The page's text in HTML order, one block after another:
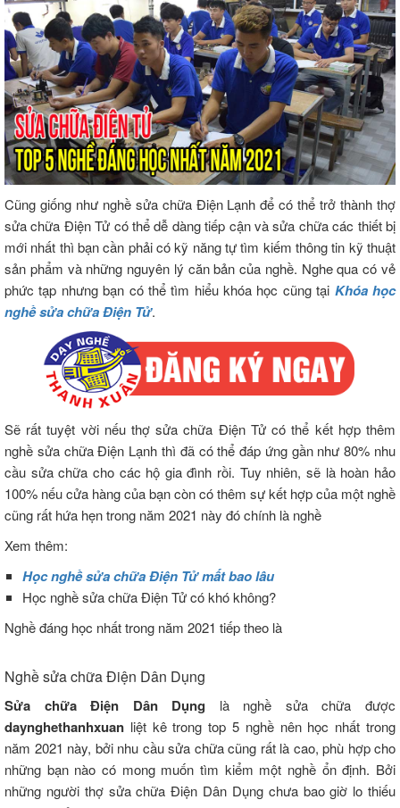
Cũng giống như nghề sửa chữa Điện Lạnh để có thể trở thành thợ
sửa chữa Điện Tử có thể dễ dàng tiếp cận và sửa chữa các thiết bị
mới nhất thì bạn cần phải có kỹ năng tự tìm kiếm thông tin kỹ thuật
sản phẩm và những nguyên lý căn bản của nghề. Nghe qua có vẻ
phức tạp nhưng bạn có thể tìm hiểu khóa học cũng tại Khóa học
nghề sửa chữa Điện Tử.
Sẽ rất tuyệt vời nếu thợ sửa chữa Điện Tử có thể kết hợp thêm
nghề sửa chữa Điện Lạnh thì đã có thể đáp ứng gần như 80% nhu
cầu sửa chữa cho các hộ gia đình rồi. Tuy nhiên, sẽ là hoàn hảo
100% nếu cửa hàng của bạn còn có thêm sự kết hợp của một nghề
cũng rất hứa hẹn trong năm 2021 này đó chính là nghề
Xem thêm:
Học nghề sửa chữa Điện Tử mất bao lâu
Học nghề sửa chữa Điện Tử có khó không?
Nghề đáng học nhất trong năm 2021 tiếp theo là
Nghề sửa chữa Điện Dân Dụng
Sửa chữa Điện Dân Dụng là nghề sửa chữa được
daynghethanhxuan liệt kê trong top 5 nghề nên học nhất trong
năm 2021 này, bởi nhu cầu sửa chữa cũng rất là cao, phù hợp cho
những bạn nào có mong muốn tìm kiểm một nghề ổn định. Bởi
những người thợ sửa chữa Điện Dân Dụng chưa bao giờ lo thiếu